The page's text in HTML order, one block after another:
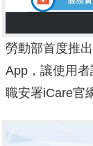
勞動部首度推
App，讓使用
職安署iCare官